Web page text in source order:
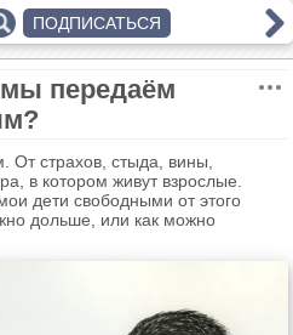
передаём
От страхов, стыда, вины,
в котором живут взрослые.
дети свободными от этого
дольше, или как можно
ПОДПИСАТЬСЯ